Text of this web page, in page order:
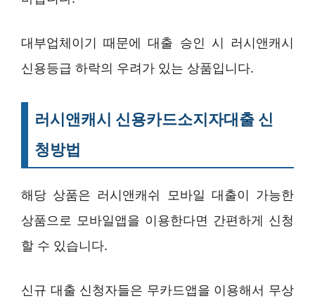
대부업체이기 때문에 대출 승인 시 러시앤캐시
신용등급 하락의 우려가 있는 상품입니다.
러시앤캐시 신용카드소지자대출 신
청방법
해당 상품은 러시앤캐쉬 모바일 대출이 가능한
상품으로 모바일앱을 이용한다면 간편하게 신청
할 수 있습니다.
신규 대출 신청자들은 무카드앱을 이용해서 무상